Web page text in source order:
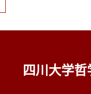
四川大学哲